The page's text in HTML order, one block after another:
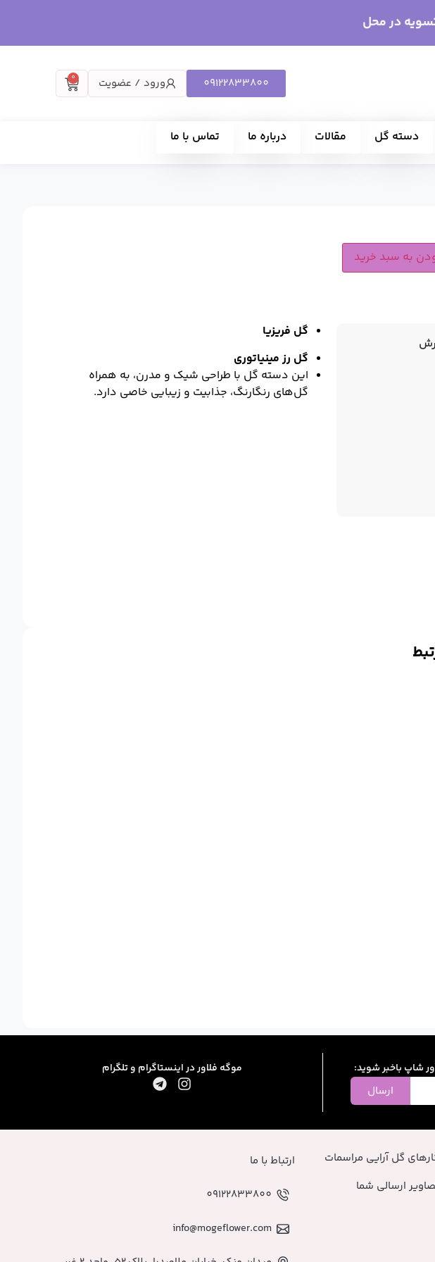
در محل
09122833800 ورود / عضویت 0
دسته گل مقالات درباره ما تماس با ما
به سبد خرید
گل فریزیا
گل رز مینیاتوری
این دسته گل با طراحی شیک و مدرن، به همراه
گل‌های رنگارنگ، جذابیت و زیبایی خاصی دارد.
شاپ باخبر شوید:
ارسال
موگه فلاور در اینستاگرام و تلگرام
گل آرایی مراسمات
ارسالی شما
ارتباط با ما
09122833800
info@mogeflower.com